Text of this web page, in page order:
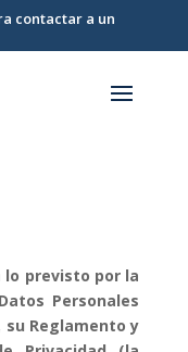
contactar a un
previsto por la
Personales
su Reglamento y